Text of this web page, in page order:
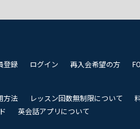
登録 ログイン 再入会希望の方
方法 レッスン回数無制限について
英会話アプリについて